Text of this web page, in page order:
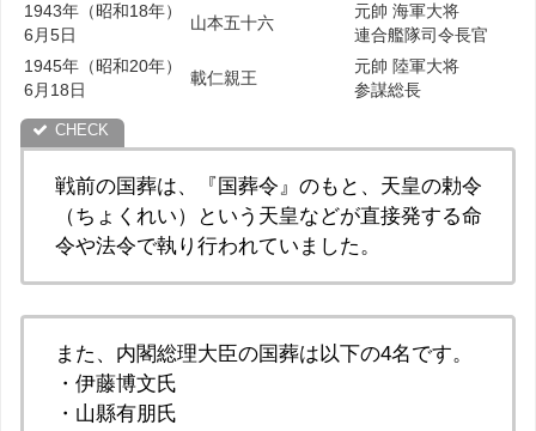
1943年（昭和18年）
6月5日
山本五十六
元帥 海軍大将
連合艦隊司令長官
1945年（昭和20年）
6月18日
載仁親王
元帥 陸軍大将
参謀総長
戦前の国葬は、『国葬令』のもと、天皇の勅令
（ちょくれい）という天皇などが直接発する命
令や法令で執り行われていました。
また、内閣総理大臣の国葬は以下の4名です。
・伊藤博文氏
・山縣有朋氏